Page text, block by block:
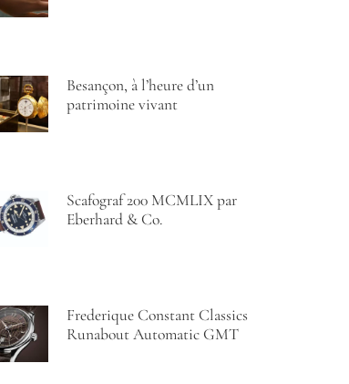
Besançon, à l’heure d’un
patrimoine vivant
Scafograf 200 MCMLIX par
Eberhard & Co.
Frederique Constant Classics
Runabout Automatic GMT